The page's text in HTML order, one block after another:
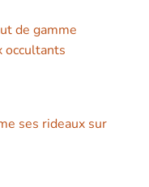
de gamme
occultants
ses rideaux sur